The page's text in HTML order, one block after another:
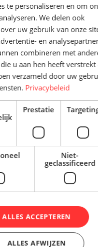
Instagram
en afstappen
fietsen
stabiliteit
ontspanning
fietsen
te personaliseren en om
We delen ook
uw gebruik van onze
en
combineren met
u aan hen heeft verstrekt
verzameld door uw
Privacybeleid
Prestatie
Niet-
geclassificeerd
ALLES ACCEPTEREN
ALLES AFWIJZEN